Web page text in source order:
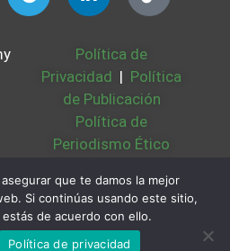
Política de
Privacidad | Política
de Publicación
Política de
Periodismo Ético
Bases Legales |
Partners | Sobre
Nosotros
que te damos la mejor
Si continúas usando este sitio,
de acuerdo con ello.
Política de privacidad